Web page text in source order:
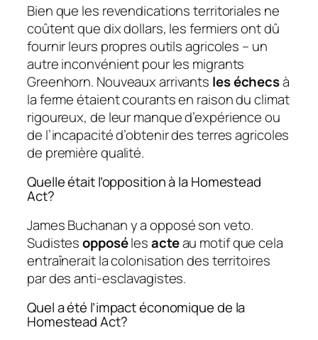
Bien que les revendications territoriales ne
coûtent que dix dollars, les fermiers ont dû
fournir leurs propres outils agricoles – un
autre inconvénient pour les migrants
Greenhorn. Nouveaux arrivants les échecsà
la ferme étaient courants en raison du climat
rigoureux, de leur manque d’expérience ou
de l’incapacité d’obtenir des terres agricoles
de première qualité.
Quelle était l’opposition à la Homestead
Act?
James Buchanan y a opposé son veto.
Sudistesopposélesacteau motif que cela
entraînerait la colonisation des territoires
par des anti-esclavagistes.
Quel a été l’impact économique de la
Homestead Act?